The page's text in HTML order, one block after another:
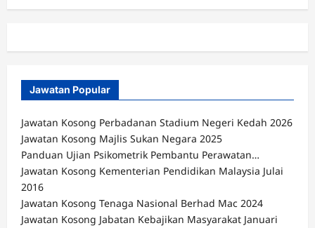
Jawatan Popular
Jawatan Kosong Perbadanan Stadium Negeri Kedah 2026
Jawatan Kosong Majlis Sukan Negara 2025
Panduan Ujian Psikometrik Pembantu Perawatan…
Jawatan Kosong Kementerian Pendidikan Malaysia Julai
2016
Jawatan Kosong Tenaga Nasional Berhad Mac 2024
Jawatan Kosong Jabatan Kebajikan Masyarakat Januari